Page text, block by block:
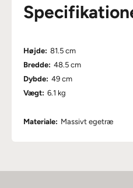
Højde: 81.5 cm
Bredde: 48.5 cm
Dybde: 49 cm
Vægt: 6.1 kg
Materiale: Massivt egetræ